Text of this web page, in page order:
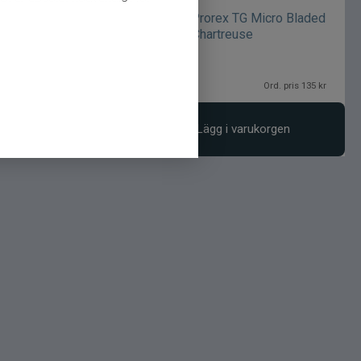
Daiwa Prorex TG Micro Bladed
Jig 8g Chartreuse
Ord. pris 135 kr
Lägg i varukorgen